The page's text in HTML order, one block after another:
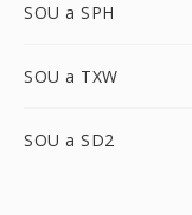
SOU a SPH
SOU a TXW
SOU a SD2